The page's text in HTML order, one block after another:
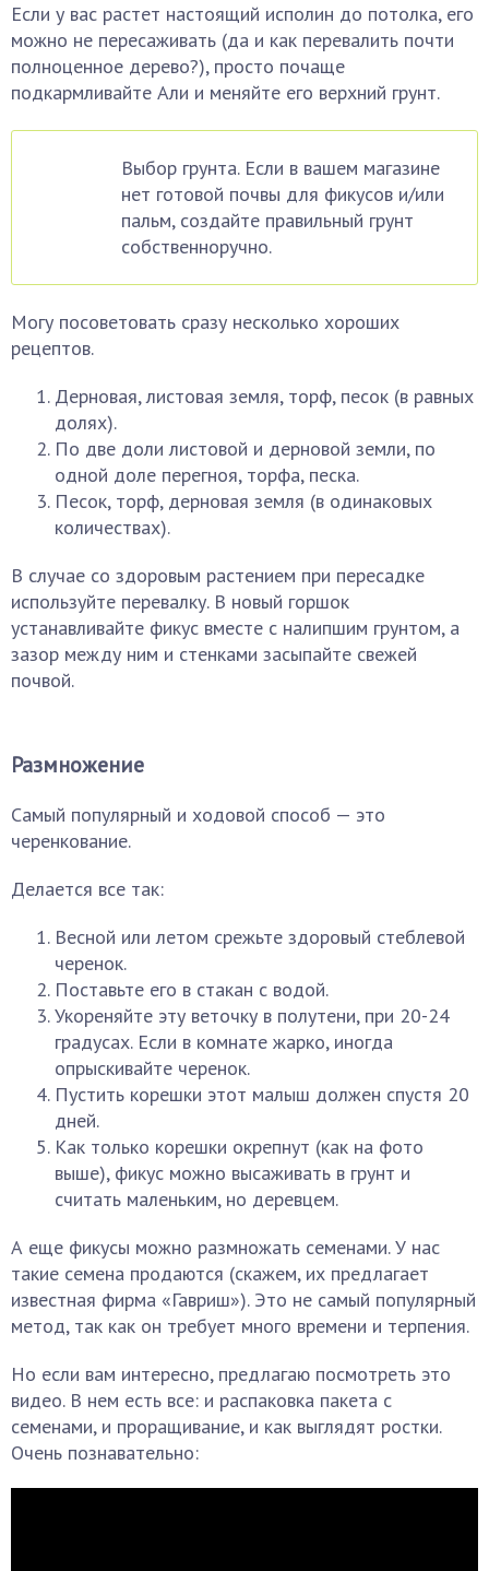
Если у вас растет настоящий исполин до потолка, его
можно не пересаживать (да и как перевалить почти
полноценное дерево?), просто почаще
подкармливайте Али и меняйте его верхний грунт.
Выбор грунта. Если в вашем магазине
нет готовой почвы для фикусов и/или
пальм, создайте правильный грунт
собственноручно.
Могу посоветовать сразу несколько хороших
рецептов.
Дерновая, листовая земля, торф, песок (в равных
долях).
По две доли листовой и дерновой земли, по
одной доле перегноя, торфа, песка.
Песок, торф, дерновая земля (в одинаковых
количествах).
В случае со здоровым растением при пересадке
используйте перевалку. В новый горшок
устанавливайте фикус вместе с налипшим грунтом, а
зазор между ним и стенками засыпайте свежей
почвой.
Размножение
Самый популярный и ходовой способ — это
черенкование.
Делается все так:
Весной или летом срежьте здоровый стеблевой
черенок.
Поставьте его в стакан с водой.
Укореняйте эту веточку в полутени, при 20-24
градусах. Если в комнате жарко, иногда
опрыскивайте черенок.
Пустить корешки этот малыш должен спустя 20
дней.
Как только корешки окрепнут (как на фото
выше), фикус можно высаживать в грунт и
считать маленьким, но деревцем.
А еще фикусы можно размножать семенами. У нас
такие семена продаются (скажем, их предлагает
известная фирма «Гавриш»). Это не самый популярный
метод, так как он требует много времени и терпения.
Но если вам интересно, предлагаю посмотреть это
видео. В нем есть все: и распаковка пакета с
семенами, и проращивание, и как выглядят ростки.
Очень познавательно: